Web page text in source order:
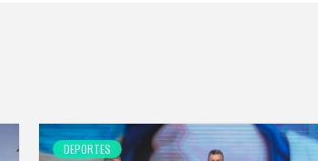
DEPORTES